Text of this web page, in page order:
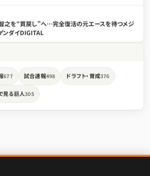
之を“買戻し”へ…完全復活の元エースを待つメジ
ンダイDIGITAL
677 試合速報498 ドラフト・育成376
見る巨人305